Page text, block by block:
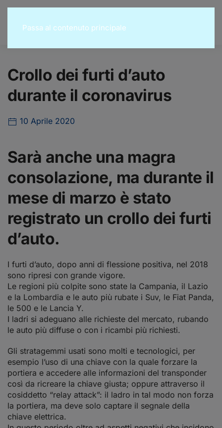
Passa al contenuto principale
Crollo dei furti d’auto
durante il coronavirus
10 Aprile 2020
Sarà anche una magra
consolazione, ma durante il
mese di marzo è stato
registrato un crollo dei furti
d’auto.
I furti d’auto, dopo anni di flessione positiva, nel 2018
sono ripresi con grande vigore.
Le regioni più colpite sono state la Campania, il Lazio
e la Lombardia e le auto più rubate i Suv, le Fiat Panda,
le 500 e le Lancia Y.
I ladri si adeguano alle richieste del mercato, rubando
le auto più diffuse o con i ricambi più richiesti.
Gli stratagemmi usati sono molti e tecnologici, per
esempio l’uso di una chiave con la quale forzare la
portiera e accedere alle informazioni del transponder
così da ricreare la chiave giusta; oppure attraverso il
cosiddetto “relay attack”: il ladro in tal modo non forza
la portiera, ma deve solo captare il segnale della
chiave elettrica.